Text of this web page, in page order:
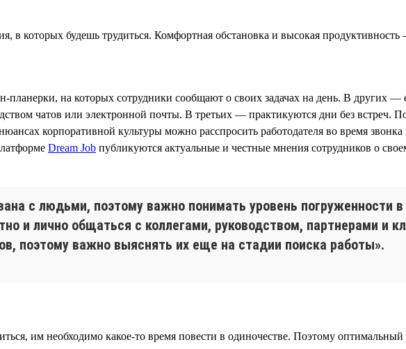
в которых будешь трудиться. Комфортная обстановка и высокая
на которых сотрудники сообщают о своих задачах на день. В других —
чатов или электронной почты. В третьих — практикуются дни без встреч.
корпоративной культуры можно расспросить работодателя во время
Dream Job публикуются актуальные и честные мнения сотрудников о
с людьми, поэтому важно понимать уровень погруженности
и лично общаться с коллегами, руководством, партнерами и
поэтому важно выяснять их еще на стадии поиска работы».
им необходимо какое-то время повести в одиночестве. Поэтому